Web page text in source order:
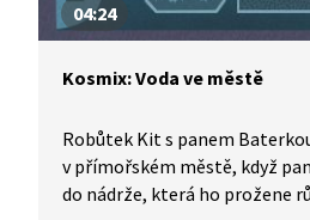
04:24
Kosmix: Voda ve městě
Robůtek Kit s panem
v přímořském městě, když
do nádrže, která ho prožene